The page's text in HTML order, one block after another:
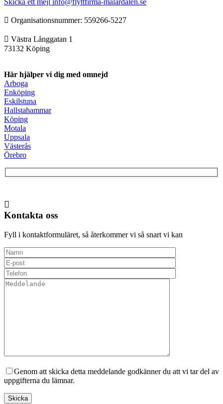
Organisationsnummer: ‍‍559266-5227
Västra Långgatan 1
73132 Köping
Här hjälper vi dig med omnejd
Arboga
Enköping
Eskilstuna
Hallstahammar
Köping
Motala
Uppsala
Västerås
Örebro
Kontakta oss
Fyll i kontaktformuläret, så återkommer vi så snart vi kan
Genom att skicka detta meddelande godkänner du att vi tar del av
uppgifterna du lämnar.
Skicka